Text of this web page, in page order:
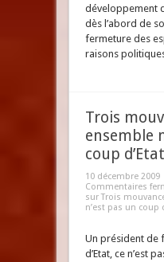
développement
dès l’abord de
fermeture des
raisons
Trois
ensemble
coup d’Etat
10 décembre 2009
Commentaires
sur Trois
n’est pas un coup
Un président de
d’Etat, ce n’est